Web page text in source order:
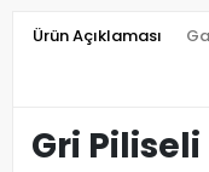
Ürün Açıklaması
Gri